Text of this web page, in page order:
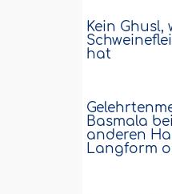
Kein Ghusl,
hat
Basmala
anderen
Langform